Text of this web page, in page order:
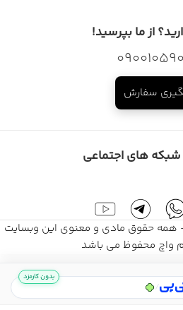
از ما بپرسید!
سفارش
های اجتماعی
جَم – همه حقوق مادی و معنوی این وبسایت
واچ محفوظ می باشد
/
بدون کارمزد